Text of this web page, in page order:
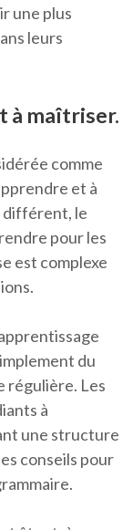
une plus
leurs
à maîtriser.
comme
et à
différent, le
pour les
est complexe
du
régulière. Les
à
une structure
conseils pour